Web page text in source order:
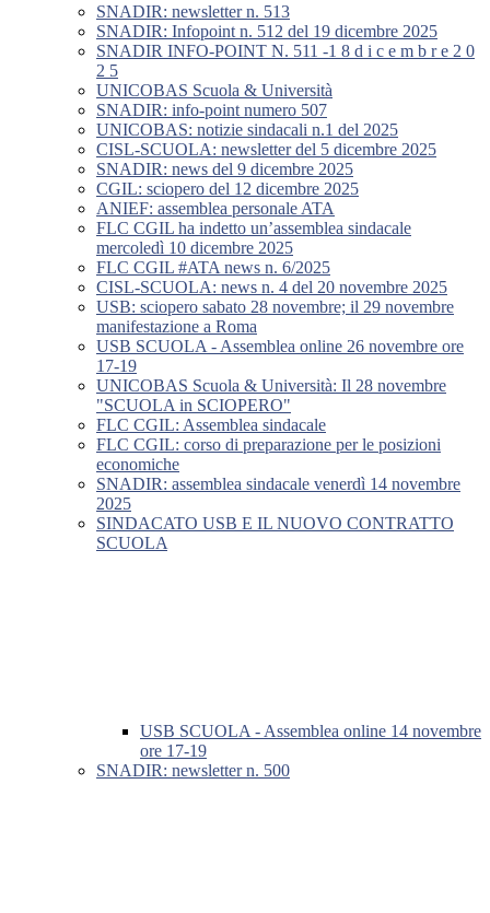
SNADIR: newsletter n. 513
SNADIR: Infopoint n. 512 del 19 dicembre 2025
SNADIR INFO-POINT N. 511 -1 8 d i c e m b r e 2 0
2 5
UNICOBAS Scuola & Università
SNADIR: info-point numero 507
UNICOBAS: notizie sindacali n.1 del 2025
CISL-SCUOLA: newsletter del 5 dicembre 2025
SNADIR: news del 9 dicembre 2025
CGIL: sciopero del 12 dicembre 2025
ANIEF: assemblea personale ATA
FLC CGIL ha indetto un’assemblea sindacale
mercoledì 10 dicembre 2025
FLC CGIL #ATA news n. 6/2025
CISL-SCUOLA: news n. 4 del 20 novembre 2025
USB: sciopero sabato 28 novembre; il 29 novembre
manifestazione a Roma
USB SCUOLA - Assemblea online 26 novembre ore
17-19
UNICOBAS Scuola & Università: Il 28 novembre
"SCUOLA in SCIOPERO"
FLC CGIL: Assemblea sindacale
FLC CGIL: corso di preparazione per le posizioni
economiche
SNADIR: assemblea sindacale venerdì 14 novembre
2025
SINDACATO USB E IL NUOVO CONTRATTO
SCUOLA
USB SCUOLA - Assemblea online 14 novembre
ore 17-19
SNADIR: newsletter n. 500